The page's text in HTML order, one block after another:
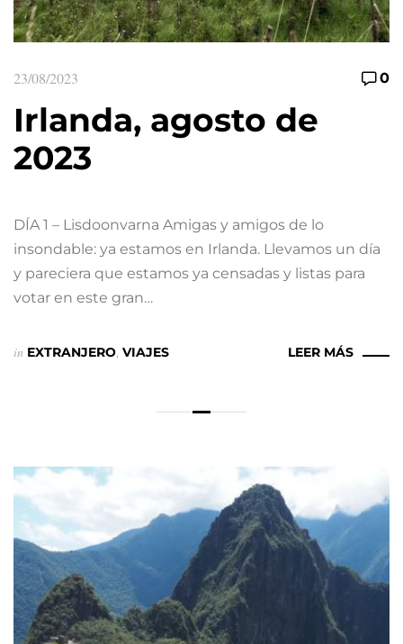
23/08/2023 0
Irlanda, agosto de
2023
DÍA 1 – Lisdoonvarna Amigas y amigos de lo
insondable: ya estamos en Irlanda. Llevamos un día
y pareciera que estamos ya censadas y listas para
votar en este gran…
in EXTRANJERO, VIAJES LEER MÁS